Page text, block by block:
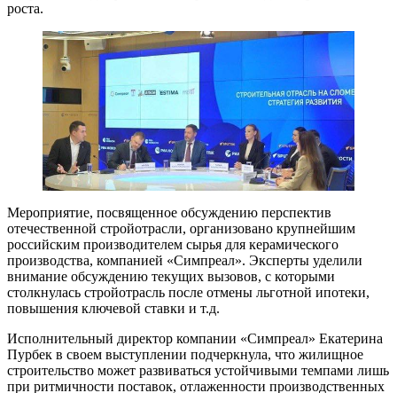
роста.
Мероприятие, посвященное обсуждению перспектив
отечественной стройотрасли, организовано крупнейшим
российским производителем сырья для керамического
производства, компанией «Симпреал». Эксперты уделили
внимание обсуждению текущих вызовов, с которыми
столкнулась стройотрасль после отмены льготной ипотеки,
повышения ключевой ставки и т.д.
Исполнительный директор компании «Симпреал» Екатерина
Пурбек в своем выступлении подчеркнула, что жилищное
строительство может развиваться устойчивыми темпами лишь
при ритмичности поставок, отлаженности производственных